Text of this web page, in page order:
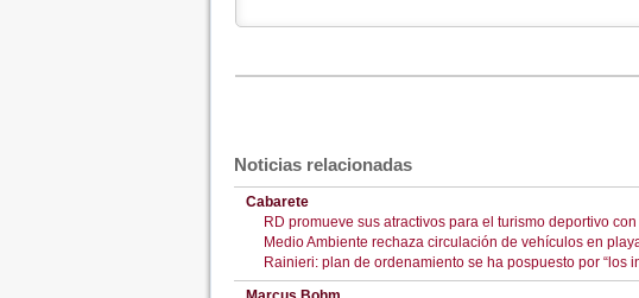
Noticias relacionadas
Cabarete
RD promueve sus atractivos para el turismo deportivo
Medio Ambiente rechaza circulación de vehículos en
Rainieri: plan de ordenamiento se ha pospuesto por “los